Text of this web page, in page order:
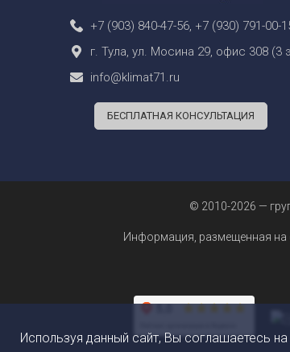
+7 (903) 840-47-56, +7 (930) 791-00-
г. Тула, ул. Мосина 29, офис 308 (3
info@klimat71.ru
БЕСПЛАТНАЯ КОНСУЛЬТАЦИЯ
© 2010-2026 —
Информация, размещенная на
Используя данный сайт, Вы соглашаетесь